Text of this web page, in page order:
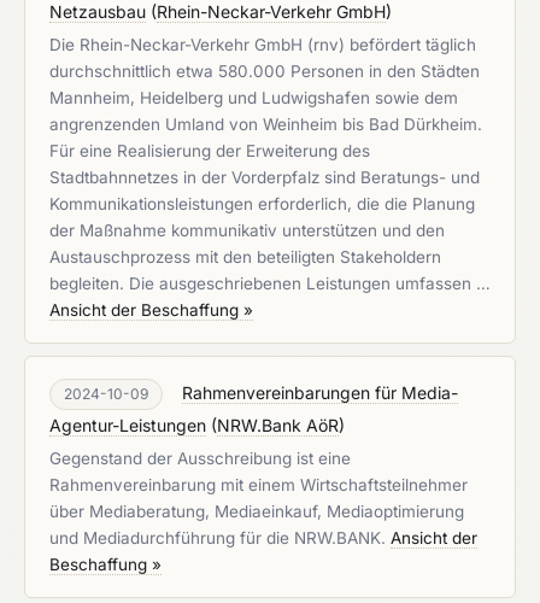
Netzausbau (Rhein-Neckar-Verkehr GmbH)
Die Rhein-Neckar-Verkehr GmbH (rnv) befördert täglich
durchschnittlich etwa 580.000 Personen in den Städten
Mannheim, Heidelberg und Ludwigshafen sowie dem
angrenzenden Umland von Weinheim bis Bad Dürkheim.
Für eine Realisierung der Erweiterung des
Stadtbahnnetzes in der Vorderpfalz sind Beratungs- und
Kommunikationsleistungen erforderlich, die die Planung
der Maßnahme kommunikativ unterstützen und den
Austauschprozess mit den beteiligten Stakeholdern
begleiten. Die ausgeschriebenen Leistungen umfassen …
Ansicht der Beschaffung »
2024-10-09
Rahmenvereinbarungen für Media-
Agentur-Leistungen (NRW.Bank AöR)
Gegenstand der Ausschreibung ist eine
Rahmenvereinbarung mit einem Wirtschaftsteilnehmer
über Mediaberatung, Mediaeinkauf, Mediaoptimierung
und Mediadurchführung für die NRW.BANK. Ansicht der
Beschaffung »